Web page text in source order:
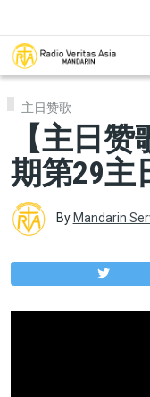
主日赞歌
【主日
期第29主
By Mandarin